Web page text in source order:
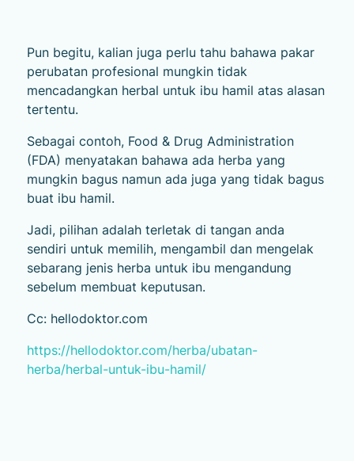
Pun begitu, kalian juga perlu tahu bahawa pakar
perubatan profesional mungkin tidak
mencadangkan herbal untuk ibu hamil atas alasan
tertentu.
Sebagai contoh, Food & Drug Administration
(FDA) menyatakan bahawa ada herba yang
mungkin bagus namun ada juga yang tidak bagus
buat ibu hamil.
Jadi, pilihan adalah terletak di tangan anda
sendiri untuk memilih, mengambil dan mengelak
sebarang jenis herba untuk ibu mengandung
sebelum membuat keputusan.
Cc: hellodoktor.com
https://hellodoktor.com/herba/ubatan-
herba/herbal-untuk-ibu-hamil/